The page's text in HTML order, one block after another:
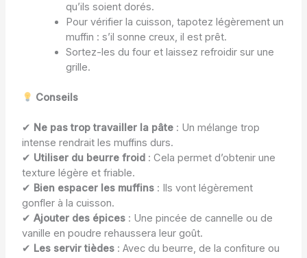
qu’ils soient dorés.
Pour vérifier la cuisson, tapotez légèrement un
muffin : s’il sonne creux, il est prêt.
Sortez-les du four et laissez refroidir sur une
grille.
Conseils
✔ Ne pas trop travailler la pâte: Un mélange trop
intense rendrait les muffins durs.
✔ Utiliser du beurre froid: Cela permet d’obtenir une
texture légère et friable.
✔ Bien espacer les muffins: Ils vont légèrement
gonfler à la cuisson.
✔ Ajouter des épices: Une pincée de cannelle ou de
vanille en poudre rehaussera leur goût.
✔ Les servir tièdes: Avec du beurre, de la confiture ou